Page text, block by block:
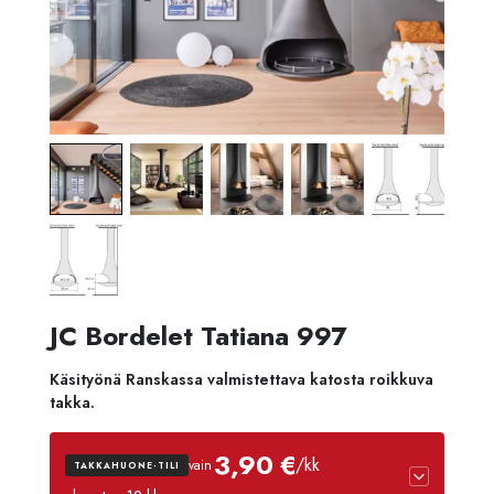
JC Bordelet Tatiana 997
Käsityönä Ranskassa valmistettava katosta roikkuva
takka.
TAKKAHUONE-TILI vain 3,90 €/kk